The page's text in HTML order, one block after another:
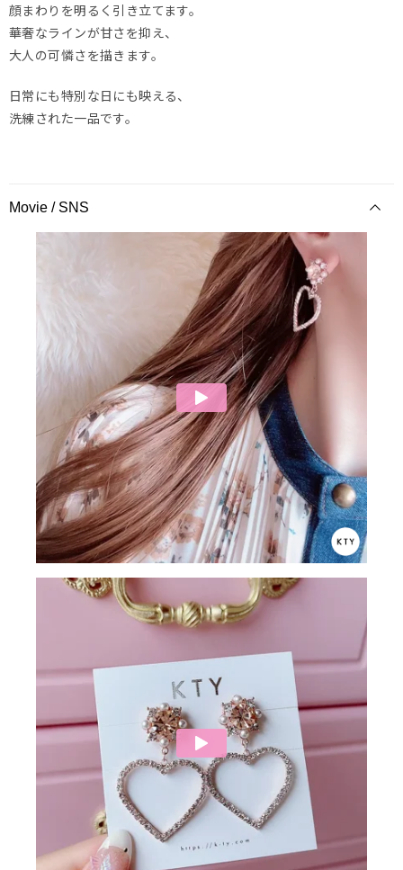
顔まわりを明るく引き立てます。
華奢なラインが甘さを抑え、
大人の可憐さを描きます。
日常にも特別な日にも映える、
洗練された一品です。
Movie / SNS